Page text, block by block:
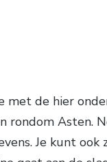
met de hier
rondom Asten.
Je kunt